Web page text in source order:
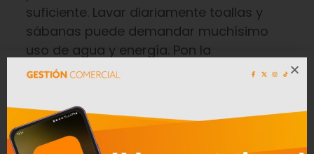
suficiente. Lavar diariamente toallas y
sábanas puede demandar muchísimo
uso de agua y energía. Pon la
temperatura del aire acondicionado en
en lo posible ventilación natural. Antes de
salir de viaje, es una buena práctica dejar
desconectando los electrodomésticos